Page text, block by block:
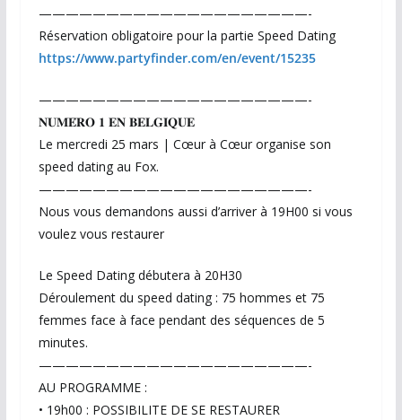
————————————————————-
Réservation obligatoire pour la partie Speed Dating
https://www.partyfinder.com/en/event/15235
————————————————————-
𝐍𝐔𝐌𝐄́𝐑𝐎 𝟏 𝐄𝐍 𝐁𝐄𝐋𝐆𝐈𝐐𝐔𝐄
Le mercredi 25 mars | Cœur à Cœur organise son
speed dating au Fox.
————————————————————-
Nous vous demandons aussi d’arriver à 19H00 si vous
voulez vous restaurer
Le Speed Dating débutera à 20H30
Déroulement du speed dating : 75 hommes et 75
femmes face à face pendant des séquences de 5
minutes.
————————————————————-
AU PROGRAMME :
• 19h00 : POSSIBILITE DE SE RESTAURER